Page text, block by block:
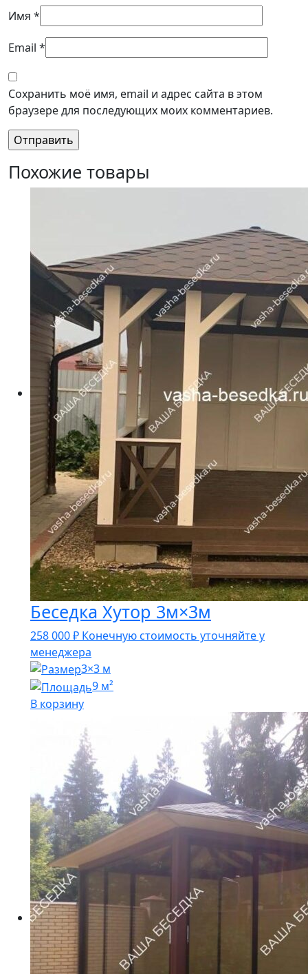
Имя *
Email *
Сохранить моё имя, email и адрес сайта в этом
браузере для последующих моих комментариев.
Похожие товары
Беседка Хутор 3м×3м
258 000₽ Конечную стоимость уточняйте у
менеджера
3×3 м
9 м²
В корзину